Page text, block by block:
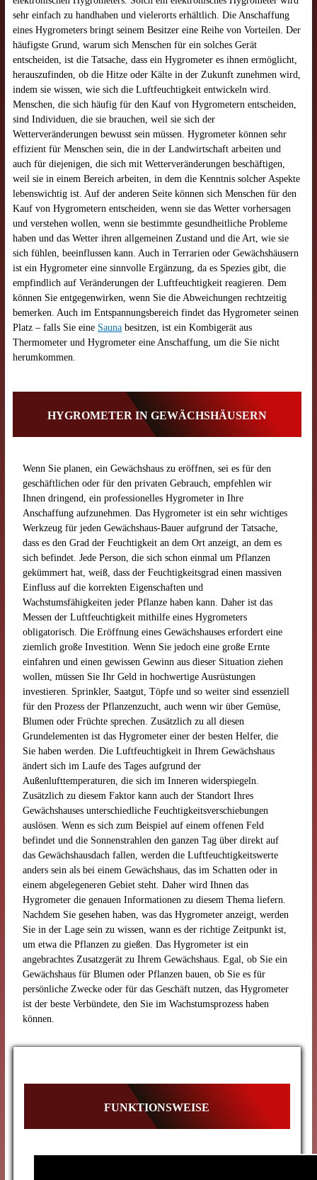
sehr einfach zu handhaben und vielerorts erhältlich. Die Anschaffung
eines Hygrometers bringt seinem Besitzer eine Reihe von Vorteilen. Der
häufigste Grund, warum sich Menschen für ein solches Gerät
entscheiden, ist die Tatsache, dass ein Hygrometer es ihnen ermöglicht,
herauszufinden, ob die Hitze oder Kälte in der Zukunft zunehmen wird,
indem sie wissen, wie sich die Luftfeuchtigkeit entwickeln wird.
Menschen, die sich häufig für den Kauf von Hygrometern entscheiden,
sind Individuen, die sie brauchen, weil sie sich der
Wetterveränderungen bewusst sein müssen. Hygrometer können sehr
effizient für Menschen sein, die in der Landwirtschaft arbeiten und
auch für diejenigen, die sich mit Wetterveränderungen beschäftigen,
weil sie in einem Bereich arbeiten, in dem die Kenntnis solcher Aspekte
lebenswichtig ist. Auf der anderen Seite können sich Menschen für den
Kauf von Hygrometern entscheiden, wenn sie das Wetter vorhersagen
und verstehen wollen, wenn sie bestimmte gesundheitliche Probleme
haben und das Wetter ihren allgemeinen Zustand und die Art, wie sie
sich fühlen, beeinflussen kann. Auch in Terrarien oder Gewächshäusern
ist ein Hygrometer eine sinnvolle Ergänzung, da es Spezies gibt, die
empfindlich auf Veränderungen der Luftfeuchtigkeit reagieren. Dem
können Sie entgegenwirken, wenn Sie die Abweichungen rechtzeitig
bemerken. Auch im Entspannungsbereich findet das Hygrometer seinen
Platz – falls Sie eine Sauna besitzen, ist ein Kombigerät aus
Thermometer und Hygrometer eine Anschaffung, um die Sie nicht
herumkommen.
HYGROMETER IN GEWÄCHSHÄUSERN
Wenn Sie planen, ein Gewächshaus zu eröffnen, sei es für den
geschäftlichen oder für den privaten Gebrauch, empfehlen wir
Ihnen dringend, ein professionelles Hygrometer in Ihre
Anschaffung aufzunehmen. Das Hygrometer ist ein sehr wichtiges
Werkzeug für jeden Gewächshaus-Bauer aufgrund der Tatsache,
dass es den Grad der Feuchtigkeit an dem Ort anzeigt, an dem es
sich befindet. Jede Person, die sich schon einmal um Pflanzen
gekümmert hat, weiß, dass der Feuchtigkeitsgrad einen massiven
Einfluss auf die korrekten Eigenschaften und
Wachstumsfähigkeiten jeder Pflanze haben kann. Daher ist das
Messen der Luftfeuchtigkeit mithilfe eines Hygrometers
obligatorisch. Die Eröffnung eines Gewächshauses erfordert eine
ziemlich große Investition. Wenn Sie jedoch eine große Ernte
einfahren und einen gewissen Gewinn aus dieser Situation ziehen
wollen, müssen Sie Ihr Geld in hochwertige Ausrüstungen
investieren. Sprinkler, Saatgut, Töpfe und so weiter sind essenziell
für den Prozess der Pflanzenzucht, auch wenn wir über Gemüse,
Blumen oder Früchte sprechen. Zusätzlich zu all diesen
Grundelementen ist das Hygrometer einer der besten Helfer, die
Sie haben werden. Die Luftfeuchtigkeit in Ihrem Gewächshaus
ändert sich im Laufe des Tages aufgrund der
Außenlufttemperaturen, die sich im Inneren widerspiegeln.
Zusätzlich zu diesem Faktor kann auch der Standort Ihres
Gewächshauses unterschiedliche Feuchtigkeitsverschiebungen
auslösen. Wenn es sich zum Beispiel auf einem offenen Feld
befindet und die Sonnenstrahlen den ganzen Tag über direkt auf
das Gewächshausdach fallen, werden die Luftfeuchtigkeitswerte
anders sein als bei einem Gewächshaus, das im Schatten oder in
einem abgelegeneren Gebiet steht. Daher wird Ihnen das
Hygrometer die genauen Informationen zu diesem Thema liefern.
Nachdem Sie gesehen haben, was das Hygrometer anzeigt, werden
Sie in der Lage sein zu wissen, wann es der richtige Zeitpunkt ist,
um etwa die Pflanzen zu gießen. Das Hygrometer ist ein
angebrachtes Zusatzgerät zu Ihrem Gewächshaus. Egal, ob Sie ein
Gewächshaus für Blumen oder Pflanzen bauen, ob Sie es für
persönliche Zwecke oder für das Geschäft nutzen, das Hygrometer
ist der beste Verbündete, den Sie im Wachstumsprozess haben
können.
FUNKTIONSWEISE